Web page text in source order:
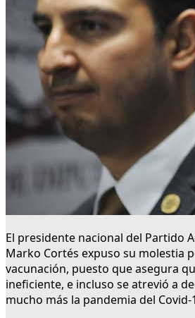
El presidente nacional del Partido
Marko Cortés expuso su molestia
vacunación, puesto que asegura
ineficiente, e incluso se atrevió a
mucho más la pandemia del Covid-